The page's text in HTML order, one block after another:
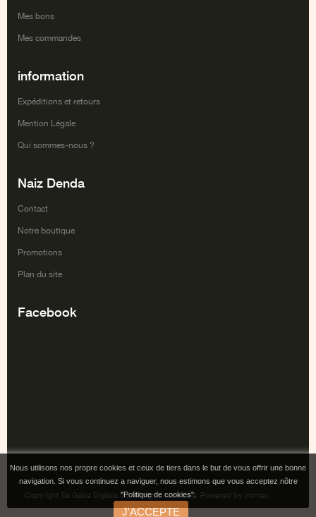
Mes bons
Mes commandes
information
Expéditions et retours
Mention Légale
Qui sommes-nous ?
Naiz Denda
Contact
Notre boutique
Promotions
Plan du site
Facebook
Nous utilisons nos propre cookies et ceux de tiers dans le but de vous offrir une bonne
navigation. Si vous continuez a naviguer, nous estimons que vous acceptez nôtre
"Politique de cookies".
J'ACCEPTE
Copyright Tai Gabe Digitala SL. All rights reserved. Powered by Irontec.